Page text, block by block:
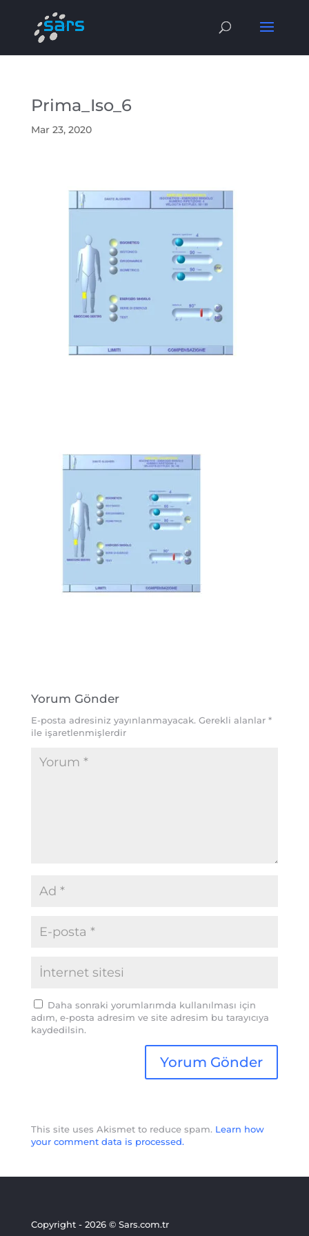
Prima_Iso_6
Mar 23, 2020
Yorum Gönder
E-posta adresiniz yayınlanmayacak. Gerekli alanlar *
ile işaretlenmişlerdir
Daha sonraki yorumlarımda kullanılması için
adım, e-posta adresim ve site adresim bu tarayıcıya
kaydedilsin.
This site uses Akismet to reduce spam. Learn how
your comment data is processed.
Copyright - 2026 © Sars.com.tr